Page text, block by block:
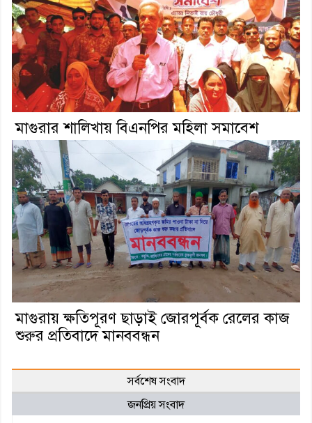
মাগুরার শালিখায় বিএনপির মহিলা সমাবেশ
মাগুরায় ক্ষতিপূরণ ছাড়াই জোরপূর্বক রেলের কাজ
শুরুর প্রতিবাদে মানববন্ধন
সর্বশেষ সংবাদ
জনপ্রিয় সংবাদ